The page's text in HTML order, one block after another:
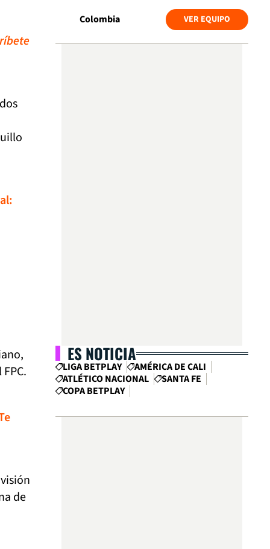
de
Colombia VER EQUIPO
ES NOTICIA
LIGA BETPLAY
AMÉRICA DE CALI
ATLÉTICO NACIONAL
SANTA FE
COPA BETPLAY